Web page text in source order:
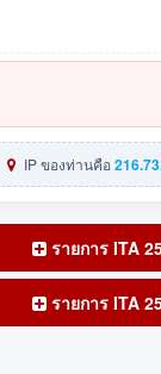
IP ของท่านคือ
รายการ ITA
รายการ ITA